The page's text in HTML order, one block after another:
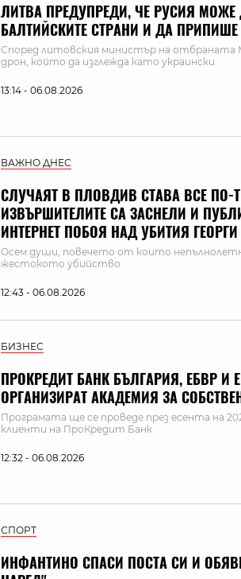
ЛИТВА ПРЕДУПРЕДИ, ЧЕ РУСИЯ МОЖЕ
БАЛТИЙСКИТЕ СТРАНИ И ДА
Според литовския министър на отбраната
дрон, който да изглежда като украински
13:14 - 06.08.2026
ВАЖНО ДНЕС
СЛУЧАЯТ В ПЛОВДИВ СТАВА ВСЕ ПО-
ИЗВЪРШИТЕЛИТЕ СА ЗАСНЕЛИ И
ИНТЕРНЕТ ПОБОЯ НАД УБИТИЯ ГЕОРГИ
Осем души, повечето от които
жестокото убийство
12:43 - 06.08.2026
БИЗНЕС
ПРОКРЕДИТ БАНК БЪЛГАРИЯ, ЕБВР И
ОРГАНИЗИРАТ АКАДЕМИЯ ЗА
Програмата ще се проведе през есента на
клиенти на ПроКредит Банк
12:32 - 06.08.2026
СПОРТ
ИНФАНТИНО СПАСИ ПОСТА СИ И